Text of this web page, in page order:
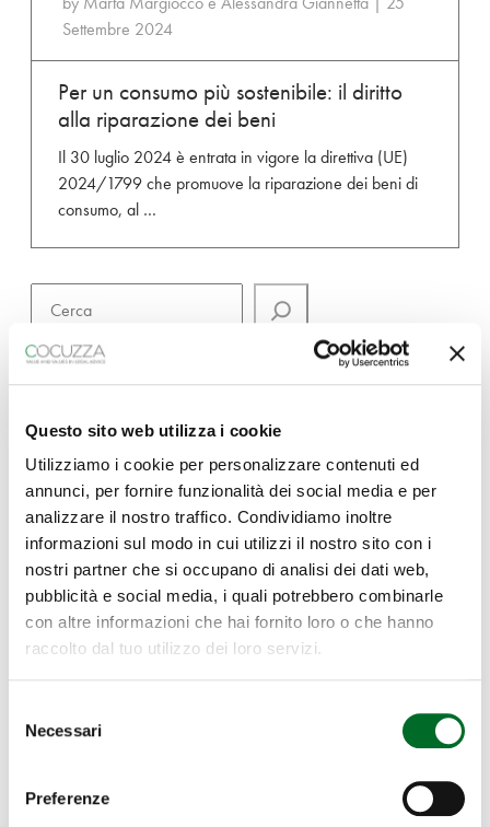
Questo sito web utilizza i cookie
Utilizziamo i cookie per personalizzare contenuti ed
annunci, per fornire funzionalità dei social media e per
analizzare il nostro traffico. Condividiamo inoltre
informazioni sul modo in cui utilizzi il nostro sito con i
nostri partner che si occupano di analisi dei dati web,
pubblicità e social media, i quali potrebbero combinarle
con altre informazioni che hai fornito loro o che hanno
raccolto dal tuo utilizzo dei loro servizi.
delNecessari
Preferenze
Settembre 2024
Per un consumo più sostenibile: il diritto
alla riparazione dei beni
Il 30 luglio 2024 è entrata in vigore la direttiva (UE)
2024/1799 che promuove la riparazione dei beni di
consumo, al …
Eventi
Insights
Notizie
quello italiano